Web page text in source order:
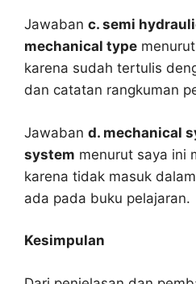
Jawaban c. semi
mechanical type
karena sudah tertulis
dan catatan rangkuman
Jawaban d. mechanical
system menurut saya ini
karena tidak masuk
ada pada buku pelajaran.
Kesimpulan